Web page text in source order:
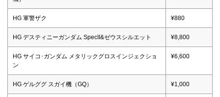
HG 軍警ザク ¥880
HG デスティニーガンダム SpecII&ゼウスシルエット ¥8,800
HG サイコ･ガンダム メタリックグロスインジェクショ
ン
¥6,600
HG ゲルググ スガイ機（GQ） ¥1,000